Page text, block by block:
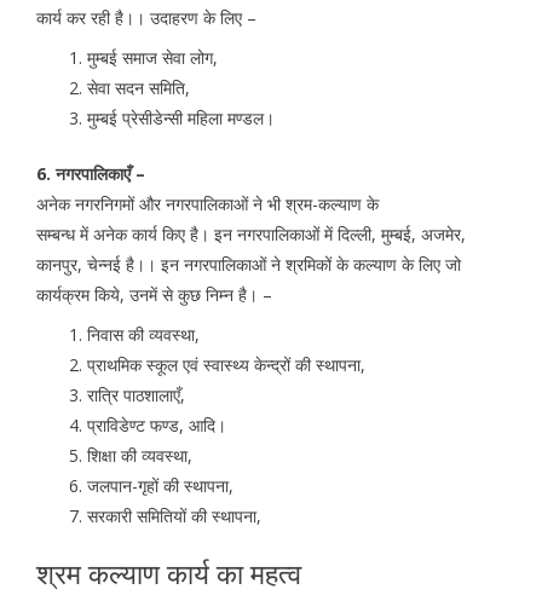
कार्य कर रही है।। उदाहरण के लिए –
मुम्बई समाज सेवा लोग,
सेवा सदन समिति,
मुम्बई प्रेसीडेन्सी महिला मण्डल।
6. नगरपालिकाएँ –
अनेक नगरनिगमों और नगरपालिकाओं ने भी श्रम-कल्याण के
सम्बन्ध में अनेक कार्य किए है। इन नगरपालिकाओं में दिल्ली, मुम्बई, अजमेर,
कानपुर, चेन्नई है।। इन नगरपालिकाओं ने श्रमिकों के कल्याण के लिए जो
कार्यक्रम किये, उनमें से कुछ निम्न है। –
निवास की व्यवस्था,
प्राथमिक स्कूल एवं स्वास्थ्य केन्द्रों की स्थापना,
रात्रि पाठशालाएँ,
प्राविडेण्ट फण्ड, आदि।
शिक्षा की व्यवस्था,
जलपान-गृहों की स्थापना,
सरकारी समितियों की स्थापना,
श्रम कल्याण कार्य का महत्व